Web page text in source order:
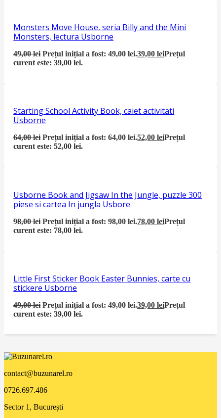
Monsters Move House, seria Billy and the Mini
Monsters, lectura Usborne
49,00lei Prețul inițial a fost: 49,00 lei.39,00leiPrețul
curent este: 39,00 lei.
Starting School Activity Book, caiet activitati
Usborne
64,00lei Prețul inițial a fost: 64,00 lei.52,00leiPrețul
curent este: 52,00 lei.
Usborne Book and Jigsaw In the Jungle, puzzle 300
piese si cartea In jungla Usbore
98,00lei Prețul inițial a fost: 98,00 lei.78,00leiPrețul
curent este: 78,00 lei.
Little First Sticker Book Easter Bunnies, carte cu
stickere Usborne
49,00lei Prețul inițial a fost: 49,00 lei.39,00leiPrețul
curent este: 39,00 lei.
contact@buzunarel.ro
0726.697.486
Sector 1, București